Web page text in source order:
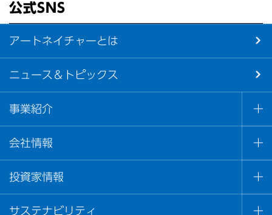
公式SNS
アートネイチャーとは
ニュース＆トピックス
事業紹介
会社情報
投資家情報
サステナビリティ